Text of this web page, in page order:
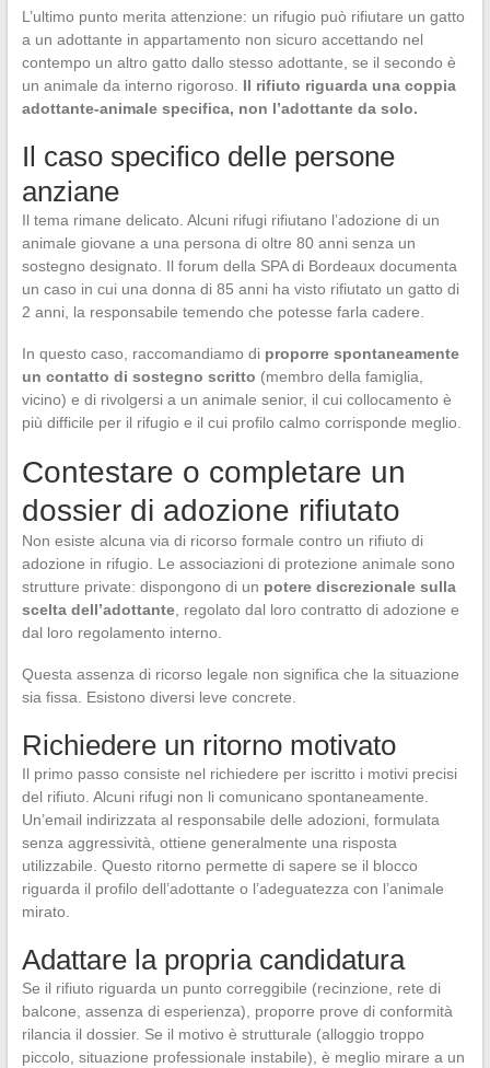
L’ultimo punto merita attenzione: un rifugio può rifiutare un gatto
a un adottante in appartamento non sicuro accettando nel
contempo un altro gatto dallo stesso adottante, se il secondo è
un animale da interno rigoroso. Il rifiuto riguarda una coppia
adottante-animale specifica, non l’adottante da solo.
Il caso specifico delle persone
anziane
Il tema rimane delicato. Alcuni rifugi rifiutano l’adozione di un
animale giovane a una persona di oltre 80 anni senza un
sostegno designato. Il forum della SPA di Bordeaux documenta
un caso in cui una donna di 85 anni ha visto rifiutato un gatto di
2 anni, la responsabile temendo che potesse farla cadere.
In questo caso, raccomandiamo di proporre spontaneamente
un contatto di sostegno scritto (membro della famiglia,
vicino) e di rivolgersi a un animale senior, il cui collocamento è
più difficile per il rifugio e il cui profilo calmo corrisponde meglio.
Contestare o completare un
dossier di adozione rifiutato
Non esiste alcuna via di ricorso formale contro un rifiuto di
adozione in rifugio. Le associazioni di protezione animale sono
strutture private: dispongono di un potere discrezionale sulla
scelta dell’adottante, regolato dal loro contratto di adozione e
dal loro regolamento interno.
Questa assenza di ricorso legale non significa che la situazione
sia fissa. Esistono diversi leve concrete.
Richiedere un ritorno motivato
Il primo passo consiste nel richiedere per iscritto i motivi precisi
del rifiuto. Alcuni rifugi non li comunicano spontaneamente.
Un’email indirizzata al responsabile delle adozioni, formulata
senza aggressività, ottiene generalmente una risposta
utilizzabile. Questo ritorno permette di sapere se il blocco
riguarda il profilo dell’adottante o l’adeguatezza con l’animale
mirato.
Adattare la propria candidatura
Se il rifiuto riguarda un punto correggibile (recinzione, rete di
balcone, assenza di esperienza), proporre prove di conformità
rilancia il dossier. Se il motivo è strutturale (alloggio troppo
piccolo, situazione professionale instabile), è meglio mirare a un